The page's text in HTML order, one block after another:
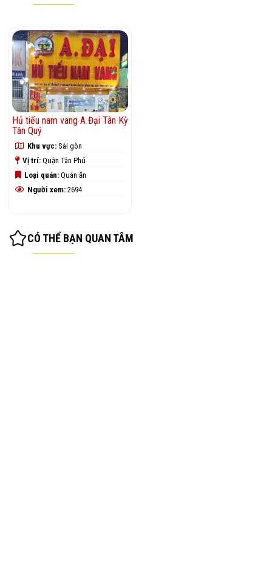
Hủ tiếu nam vang A Đại Tân Kỳ
Tân Quý
Khu vực: Sài gòn
Vị trí: Quận Tân Phú
Loại quán: Quán ăn
Người xem: 2694
CÓ THỂ BẠN QUAN TÂM